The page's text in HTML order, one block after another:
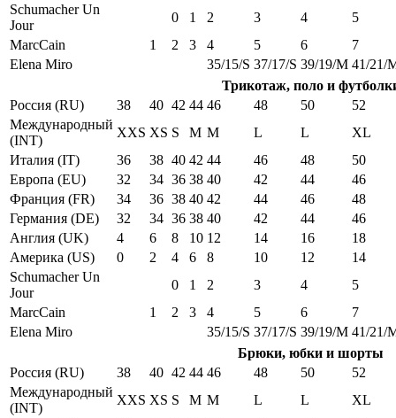
Schumacher Un
Jour
0 1 2 3 4
5
MarcCain
1 2 3 4 5 6
7
Elena Miro
35/15/S 37/17/S 39/19/M 41/21/
Трикотаж, поло и
Россия (RU)
38 40 42 44 46 48 50
52
Международный
(INT)
XXS XS S M M L L
XL
Италия (IT)
36 38 40 42 44 46 48
50
Европа (EU)
32 34 36 38 40 42 44
46
Франция (FR)
34 36 38 40 42 44 46
48
Германия (DE)
32 34 36 38 40 42 44
46
Англия (UK)
4 6 8 10 12 14 16
18
Америка (US)
0 2 4 6 8 10 12
14
Schumacher Un
Jour
0 1 2 3 4
5
MarcCain
1 2 3 4 5 6
7
Elena Miro
35/15/S 37/17/S 39/19/M 41/21/
Брюки, юбки и шорты
Россия (RU)
38 40 42 44 46 48 50
52
Международный
(INT)
XXS XS S M M L L
XL